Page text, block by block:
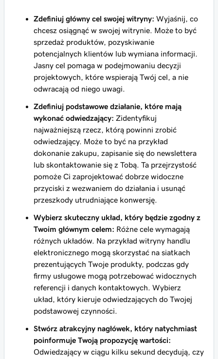
Zdefiniuj główny cel swojej witryny: Wyjaśnij, co
chcesz osiągnąć w swojej witrynie. Może to być
sprzedaż produktów, pozyskiwanie
potencjalnych klientów lub wymiana informacji.
Jasny cel pomaga w podejmowaniu decyzji
projektowych, które wspierają Twój cel, a nie
odwracają od niego uwagi.
Zdefiniuj podstawowe działanie, które mają
wykonać odwiedzający: Zidentyfikuj
najważniejszą rzecz, którą powinni zrobić
odwiedzający. Może to być na przykład
dokonanie zakupu, zapisanie się do newslettera
lub skontaktowanie się z Tobą. Ta przejrzystość
pomoże Ci zaprojektować dobrze widoczne
przyciski z wezwaniem do działania i usunąć
przeszkody utrudniające konwersję.
Wybierz skuteczny układ, który będzie zgodny z
Twoim głównym celem: Różne cele wymagają
różnych układów. Na przykład witryny handlu
elektronicznego mogą skorzystać na siatkach
prezentujących Twoje produkty, podczas gdy
firmy usługowe mogą potrzebować widocznych
referencji i danych kontaktowych. Wybierz
układ, który kieruje odwiedzających do Twojej
podstawowej czynności.
Stwórz atrakcyjny nagłówek, który natychmiast
poinformuje Twoją propozycję wartości:
Odwiedzający w ciągu kilku sekund decydują, czy